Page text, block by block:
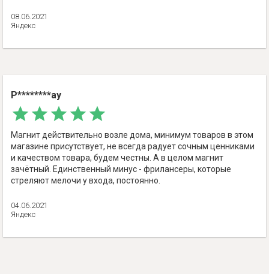
08.06.2021
Яндекс
P********ay
Магнит действительно возле дома, минимум товаров в этом
магазине присутствует, не всегда радует сочным ценниками
и качеством товара, будем честны. А в целом магнит
зачётный. Единственный минус - фрилансеры, которые
стреляют мелочи у входа, постоянно.
04.06.2021
Яндекс